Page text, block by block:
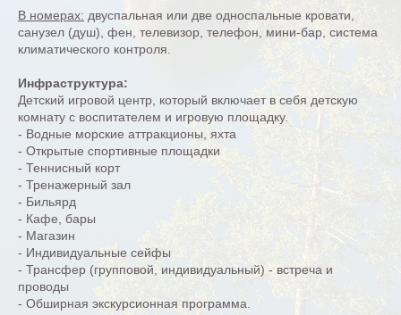
В номерах: двуспальная или две односпальные кровати,
санузел (душ), фен, телевизор, телефон, мини-бар, система
климатического контроля.
Инфраструктура:
Детский игровой центр, который включает в себя детскую
комнату с воспитателем и игровую площадку.
- Водные морские аттракционы, яхта
- Открытые спортивные площадки
- Теннисный корт
- Тренажерный зал
- Бильярд
- Кафе, бары
- Магазин
- Индивидуальные сейфы
- Трансфер (групповой, индивидуальный) - встреча и
проводы
- Обширная экскурсионная программа.